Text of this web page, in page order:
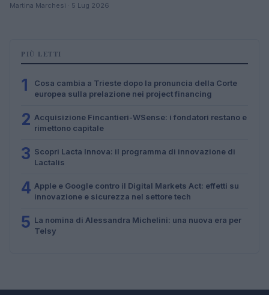
Martina Marchesi · 5 Lug 2026
PIÙ LETTI
1
Cosa cambia a Trieste dopo la pronuncia della Corte
europea sulla prelazione nei project financing
2 Acquisizione Fincantieri-WSense: i fondatori restano e
rimettono capitale
3 Scopri Lacta Innova: il programma di innovazione di
Lactalis
4 Apple e Google contro il Digital Markets Act: effetti su
innovazione e sicurezza nel settore tech
5 La nomina di Alessandra Michelini: una nuova era per
Telsy